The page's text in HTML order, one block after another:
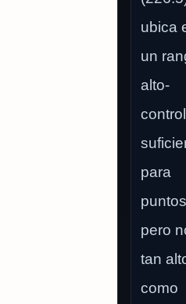
ubica
un
alto-
para
pero
tan
como